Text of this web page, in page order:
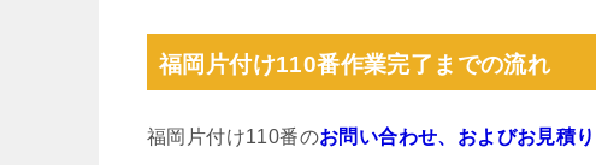
福岡片付け110番作業完了までの流れ
福岡片付け110番のお問い合わせ、およびお見積